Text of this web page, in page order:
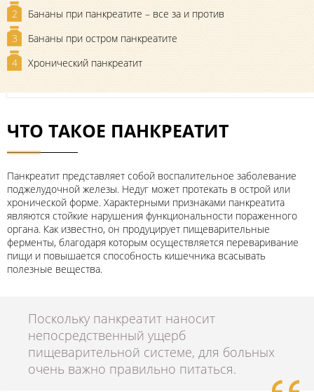
2
Бананы при панкреатите – все за и против
3
Бананы при остром панкреатите
4
Хронический панкреатит
ЧТО ТАКОЕ ПАНКРЕАТИТ
Панкреатит представляет собой воспалительное заболевание
поджелудочной железы. Недуг может протекать в острой или
хронической форме. Характерными признаками панкреатита
являются стойкие нарушения функциональности пораженного
органа. Как известно, он продуцирует пищеварительные
ферменты, благодаря которым осуществляется переваривание
пищи и повышается способность кишечника всасывать
полезные вещества.
Поскольку панкреатит наносит
непосредственный ущерб
пищеварительной системе, для больных
очень важно правильно питаться.